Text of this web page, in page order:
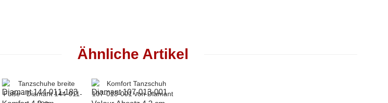
Ähnliche Artikel
Diamant 144-011-183
Diamant 107-013-001